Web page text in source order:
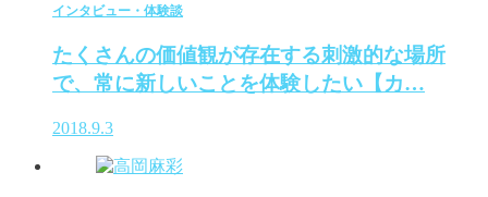
インタビュー・体験談
たくさんの価値観が存在する刺激的な場所
で、常に新しいことを体験したい【カ…
2018.9.3